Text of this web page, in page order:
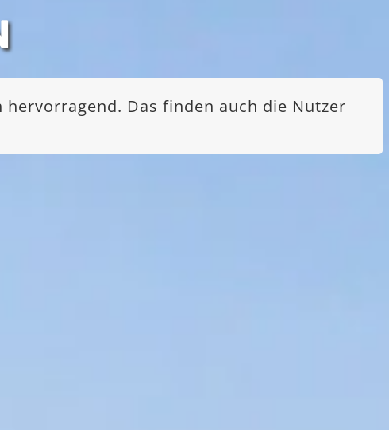
Das finden auch die Nutzer